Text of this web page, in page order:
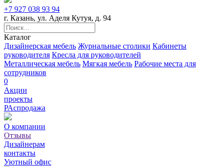
+7 927 038 93 94
г. Казань, ул. Аделя Кутуя, д. 94
Каталог
Дизайнерская мебель Журнальные столики Кабинеты
руководителя Кресла для руководителей
Металлическая мебель Мягкая мебель Рабочие места для
сотрудников
0
Акции
проекты
РАспродажа
О компании
Отзывы
Дизайнерам
контакты
Уютный офис